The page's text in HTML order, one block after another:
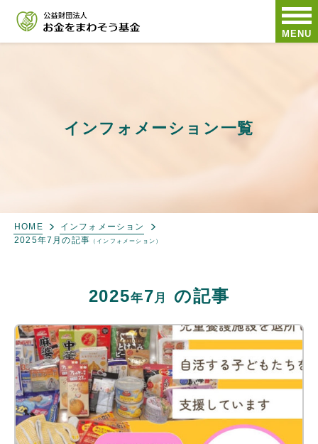
MENU
インフォメーション一覧
HOME
インフォメーション
2025年7月の記事 （インフォメーション）
2025年7月 の記事